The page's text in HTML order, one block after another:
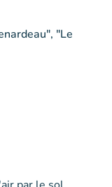
"Le